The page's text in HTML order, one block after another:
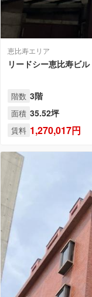
恵比寿エリア
リードシー恵比寿ビル
階数 3階
面積 35.52坪
賃料 1,270,017円